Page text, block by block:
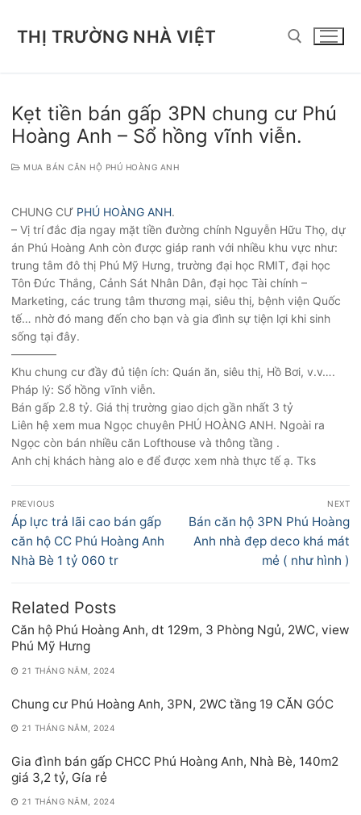
THỊ TRƯỜNG NHÀ VIỆT
Tìm kiếm cho:
Kẹt tiền bán gấp 3PN chung cư Phú
Hoàng Anh – Sổ hồng vĩnh viễn.
MUA BÁN CĂN HỘ PHÚ HOÀNG ANH
CHUNG CƯ PHÚ HOÀNG ANH.
– Vị trí đắc địa ngay mặt tiền đường chính Nguyễn Hữu Thọ, dự
án Phú Hoàng Anh còn được giáp ranh với nhiều khu vực như:
trung tâm đô thị Phú Mỹ Hưng, trường đại học RMIT, đại học
Tôn Đức Thắng, Cảnh Sát Nhân Dân, đại học Tài chính –
Marketing, các trung tâm thương mại, siêu thị, bệnh viện Quốc
tế… nhờ đó mang đến cho bạn và gia đình sự tiện lợi khi sinh
sống tại đây.
————
Khu chung cư đầy đủ tiện ích: Quán ăn, siêu thị, Hồ Bơi, v.v….
Pháp lý: Sổ hồng vĩnh viễn.
Bán gấp 2.8 tỷ. Giá thị trường giao dịch gần nhất 3 tỷ
Liên hệ xem mua Ngọc chuyên PHÚ HOÀNG ANH. Ngoài ra
Ngọc còn bán nhiều căn Lofthouse và thông tầng .
Anh chị khách hàng alo e để được xem nhà thực tế ạ. Tks
Điều
hướng
bài
viết
PREVIOUS
Previous
post:
Áp lực trả lãi cao bán gấp
căn hộ CC Phú Hoàng Anh
Nhà Bè 1 tỷ 060 tr
NEXT
Next
post:
Bán căn hộ 3PN Phú Hoàng
Anh nhà đẹp deco khá mát
mẻ ( như hình )
Related Posts
Căn hộ Phú Hoàng Anh, dt 129m, 3 Phòng Ngủ, 2WC, view
Phú Mỹ Hưng
21 THÁNG NĂM, 2024
Chung cư Phú Hoàng Anh, 3PN, 2WC tầng 19 CĂN GÓC
21 THÁNG NĂM, 2024
Gia đình bán gấp CHCC Phú Hoàng Anh, Nhà Bè, 140m2
giá 3,2 tỷ, Gía rẻ
21 THÁNG NĂM, 2024